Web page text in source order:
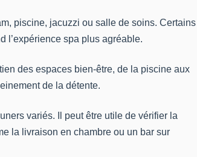
piscine, jacuzzi ou salle de soins. Certains
l’expérience spa plus agréable.
des espaces bien-être, de la piscine aux
de la détente.
variés. Il peut être utile de vérifier la
la livraison en chambre ou un bar sur